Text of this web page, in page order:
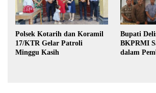
Polsek Kotarih dan Koramil
17/KTR Gelar Patroli
Minggu Kasih
Bupati
BKPRMI
dalam